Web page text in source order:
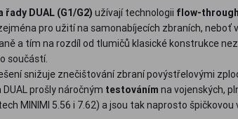
řady DUAL (G1/G2) užívají technologii flow-through
pro užití na samonabíjecích zbraních,
a tím na rozdíl od tlumičů klasické konstrukce
součástí.
snižuje znečištování zbraní povýstřelovými
prošly náročným testováním na vojenských,
MINIMI 5.56 i 7.62) a jsou tak naprosto